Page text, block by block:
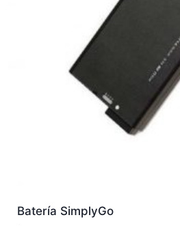
Batería SimplyGo